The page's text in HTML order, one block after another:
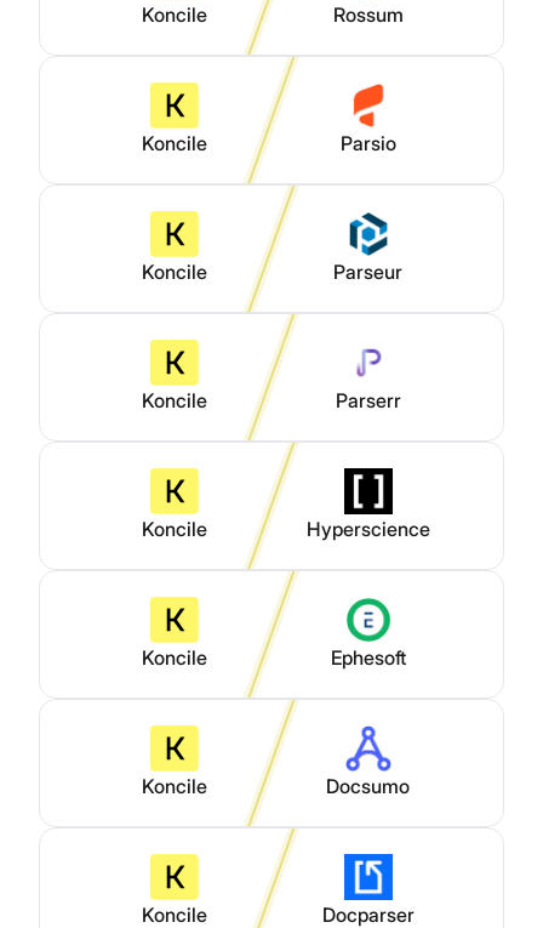
Koncile Rossum
Koncile Parsio
Koncile Parseur
Koncile Parserr
Koncile Hyperscience
Koncile Ephesoft
Koncile Docsumo
Koncile Docparser